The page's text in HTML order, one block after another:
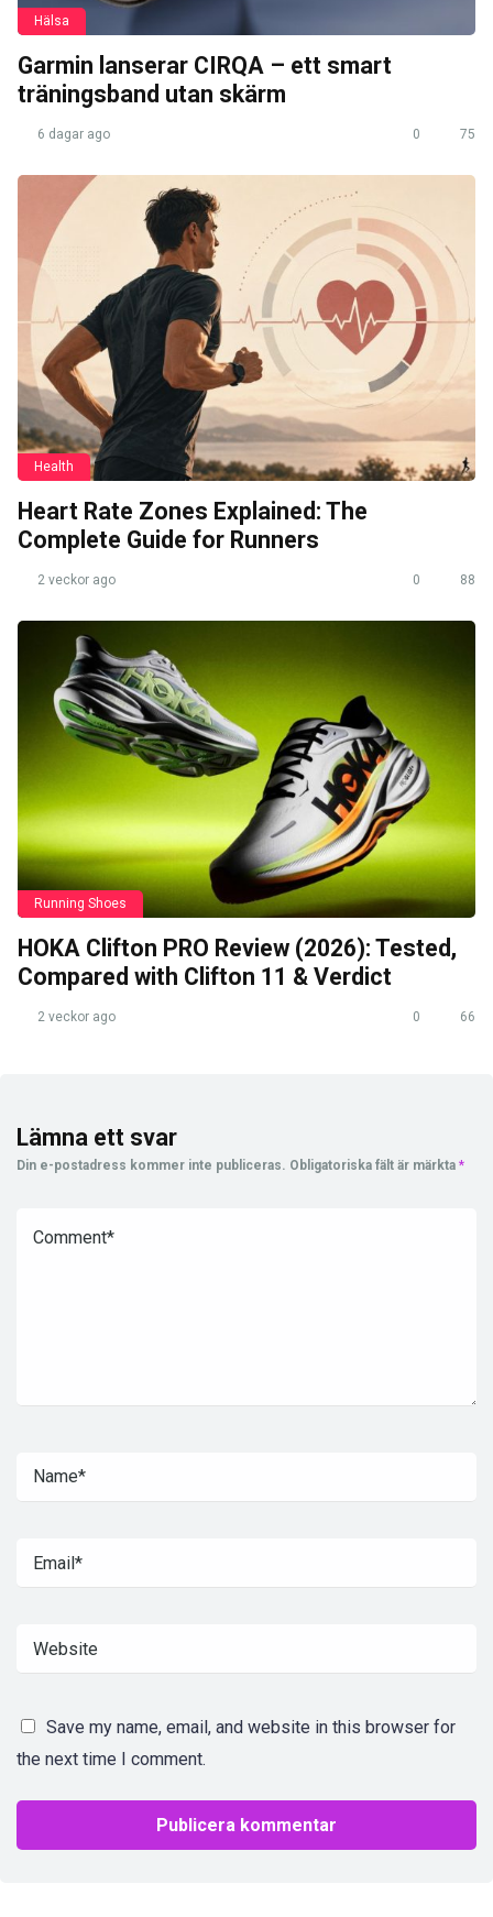
Hälsa
Garmin lanserar CIRQA – ett smart
träningsband utan skärm
6 dagar ago 0 75
Health
Heart Rate Zones Explained: The
Complete Guide for Runners
2 veckor ago 0 88
Running Shoes
HOKA Clifton PRO Review (2026): Tested,
Compared with Clifton 11 & Verdict
2 veckor ago 0 66
Lämna ett svar
Din e-postadress kommer inte publiceras. Obligatoriska fält är märkta *
Save my name, email, and website in this browser for
the next time I comment.